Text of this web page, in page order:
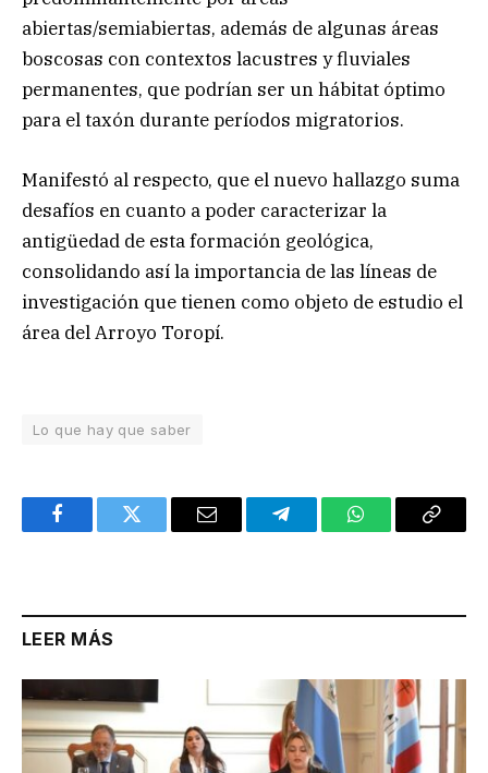
abiertas/semiabiertas, además de algunas áreas
boscosas con contextos lacustres y fluviales
permanentes, que podrían ser un hábitat óptimo
para el taxón durante períodos migratorios.
Manifestó al respecto, que el nuevo hallazgo suma
desafíos en cuanto a poder caracterizar la
antigüedad de esta formación geológica,
consolidando así la importancia de las líneas de
investigación que tienen como objeto de estudio el
área del Arroyo Toropí.
Lo que hay que saber
FacebookTwitter Email TelegramWhatsAppCopy
LEER MÁS